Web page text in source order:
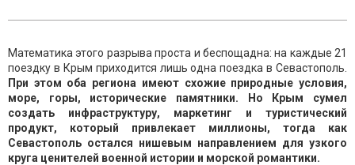
Математика этого разрыва проста и беспощадна: на каждые 21
поездку в Крым приходится лишь одна поездка в Севастополь.
При этом оба региона имеют схожие природные условия,
море, горы, исторические памятники. Но Крым сумел
создать инфраструктуру, маркетинг и туристический
продукт, который привлекает миллионы, тогда как
Севастополь остался нишевым направлением для узкого
круга ценителей военной истории и морской романтики.